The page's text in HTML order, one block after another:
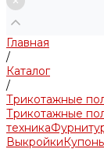
Главная
/
Каталог
/
Трикотажные
Трикотажные
техника
Выкройки